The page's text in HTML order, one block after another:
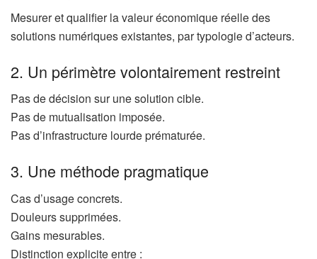
Mesurer et qualifier la valeur économique réelle des
solutions numériques existantes, par typologie d’acteurs.
2. Un périmètre volontairement restreint
Pas de décision sur une solution cible.
Pas de mutualisation imposée.
Pas d’infrastructure lourde prématurée.
3. Une méthode pragmatique
Cas d’usage concrets.
Douleurs supprimées.
Gains mesurables.
Distinction explicite entre :